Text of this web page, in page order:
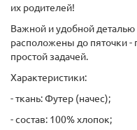
их родителей!
Важной и удобной деталью
расположены до пяточки -
простой задачей.
Характеристики:
- ткань: Футер (начес);
- состав: 100% хлопок;